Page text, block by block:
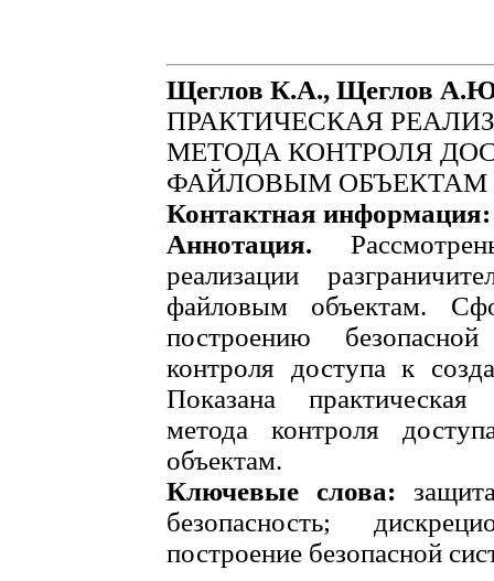
Щеглов К.А., Щеглов
ПРАКТИЧЕСКАЯ
МЕТОДА КОНТРОЛЯ
ФАЙЛОВЫМ ОБЪЕКТАМ
Контактная информация:
Аннотация.
реализации
файловым объектам.
построению
контроля доступа к
Показана практическая
метода контроля
объектам.
Ключевые слова:
безопасность;
построение безопасной